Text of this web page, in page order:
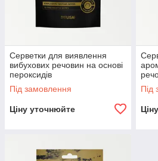
Серветки для виявлення
вибухових речовин на основі
пероксидів
Під замовлення
Ціну уточнюйте
Під